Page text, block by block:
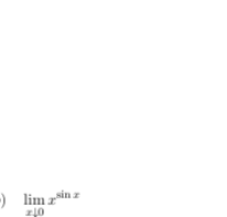
) lim
x↓0
xsin x